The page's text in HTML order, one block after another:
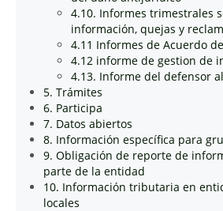
4.10. Informes trimestrales
información, quejas y
4.11 Informes de Acuerdo
4.12 informe de gestion de
4.13. Informe del defensor
5. Trámites
6. Participa
7. Datos abiertos
8. Información específica para
9. Obligación de reporte de
parte de la entidad
10. Información tributaria en
locales